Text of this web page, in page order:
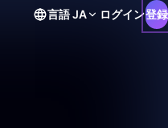
言語JA ログイン登録